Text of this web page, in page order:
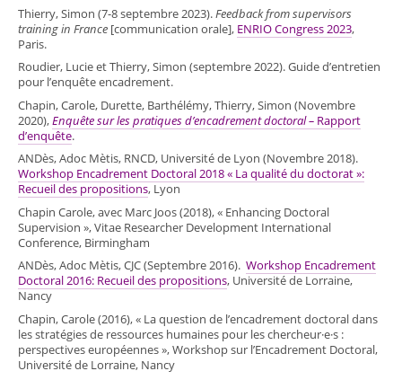
Thierry, Simon (7-8 septembre 2023).Feedback from supervisors
training in France [communication orale], ENRIO Congress 2023,
Paris.
Roudier, Lucie et Thierry, Simon (septembre 2022). Guide d’entretien
pour l’enquête encadrement.
Chapin, Carole, Durette, Barthélémy, Thierry, Simon (Novembre
2020),Enquête sur les pratiques d’encadrement doctoral – Rapport
d’enquête.
ANDès, Adoc Mètis, RNCD, Université de Lyon (Novembre 2018).
Workshop Encadrement Doctoral 2018 « La qualité du doctorat »:
Recueil des propositions, Lyon
Chapin Carole, avec Marc Joos (2018), « Enhancing Doctoral
Supervision », Vitae Researcher Development International
Conference, Birmingham
ANDès, Adoc Mètis, CJC (Septembre 2016). Workshop Encadrement
Doctoral 2016: Recueil des propositions, Université de Lorraine,
Nancy
Chapin, Carole (2016), « La question de l’encadrement doctoral dans
les stratégies de ressources humaines pour les chercheur·e·s :
perspectives européennes », Workshop sur l’Encadrement Doctoral,
Université de Lorraine, Nancy